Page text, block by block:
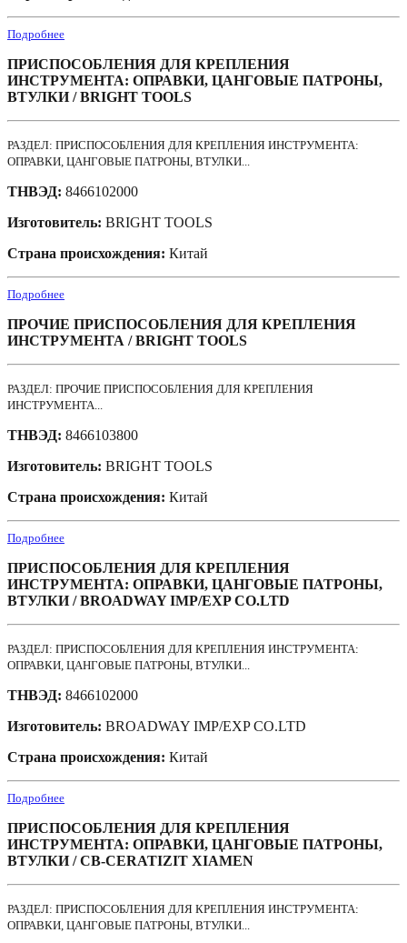
Подробнее
ПРИСПОСОБЛЕНИЯ ДЛЯ КРЕПЛЕНИЯ
ИНСТРУМЕНТА: ОПРАВКИ, ЦАНГОВЫЕ ПАТРОНЫ,
ВТУЛКИ / BRIGHT TOOLS
РАЗДЕЛ: ПРИСПОСОБЛЕНИЯ ДЛЯ КРЕПЛЕНИЯ ИНСТРУМЕНТА:
ОПРАВКИ, ЦАНГОВЫЕ ПАТРОНЫ, ВТУЛКИ...
ТНВЭД: 8466102000
Изготовитель: BRIGHT TOOLS
Страна происхождения: Китай
Подробнее
ПРОЧИЕ ПРИСПОСОБЛЕНИЯ ДЛЯ КРЕПЛЕНИЯ
ИНСТРУМЕНТА / BRIGHT TOOLS
РАЗДЕЛ: ПРОЧИЕ ПРИСПОСОБЛЕНИЯ ДЛЯ КРЕПЛЕНИЯ
ИНСТРУМЕНТА...
ТНВЭД: 8466103800
Изготовитель: BRIGHT TOOLS
Страна происхождения: Китай
Подробнее
ПРИСПОСОБЛЕНИЯ ДЛЯ КРЕПЛЕНИЯ
ИНСТРУМЕНТА: ОПРАВКИ, ЦАНГОВЫЕ ПАТРОНЫ,
ВТУЛКИ / BROADWAY IMP/EXP CO.LTD
РАЗДЕЛ: ПРИСПОСОБЛЕНИЯ ДЛЯ КРЕПЛЕНИЯ ИНСТРУМЕНТА:
ОПРАВКИ, ЦАНГОВЫЕ ПАТРОНЫ, ВТУЛКИ...
ТНВЭД: 8466102000
Изготовитель: BROADWAY IMP/EXP CO.LTD
Страна происхождения: Китай
Подробнее
ПРИСПОСОБЛЕНИЯ ДЛЯ КРЕПЛЕНИЯ
ИНСТРУМЕНТА: ОПРАВКИ, ЦАНГОВЫЕ ПАТРОНЫ,
ВТУЛКИ / CB-CERATIZIT XIAMEN
РАЗДЕЛ: ПРИСПОСОБЛЕНИЯ ДЛЯ КРЕПЛЕНИЯ ИНСТРУМЕНТА:
ОПРАВКИ, ЦАНГОВЫЕ ПАТРОНЫ, ВТУЛКИ...